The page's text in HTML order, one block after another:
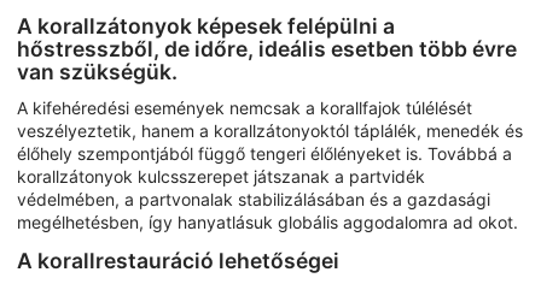
A korallzátonyok képesek felépülni a
hőstresszből, de időre, ideális esetben több évre
van szükségük.
A kifehéredési események nemcsak a korallfajok túlélését
veszélyeztetik, hanem a korallzátonyoktól táplálék, menedék és
élőhely szempontjából függő tengeri élőlényeket is. Továbbá a
korallzátonyok kulcsszerepet játszanak a partvidék
védelmében, a partvonalak stabilizálásában és a gazdasági
megélhetésben, így hanyatlásuk globális aggodalomra ad okot.
A korallrestauráció lehetőségei